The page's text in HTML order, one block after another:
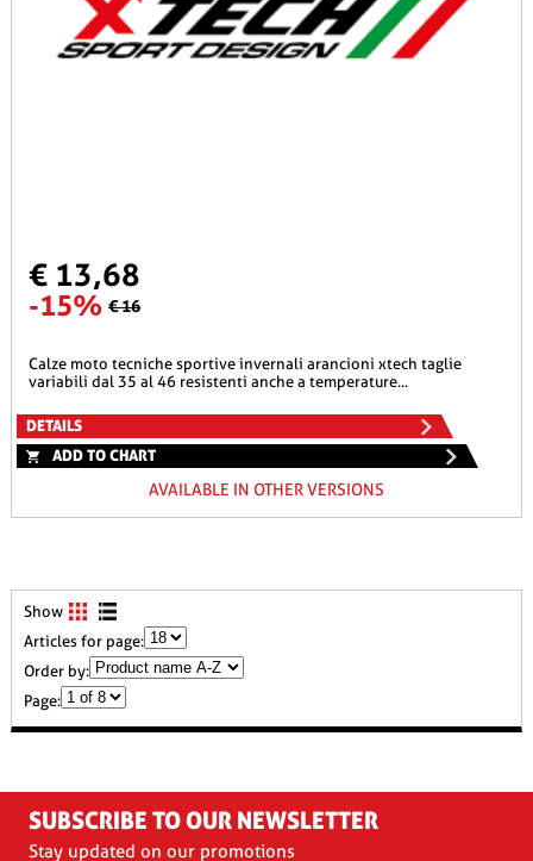
€ 13,68
-15% € 16
calze moto tecniche sportive invernali arancioni xtech taglie
variabili dal 35 al 46 resistenti anche a temperature...
DETAILS
ADD TO CHART
AVAILABLE IN OTHER VERSIONS
Show
Articles for page:
Order by:
Page:
SUBSCRIBE TO OUR NEWSLETTER
Stay updated on our promotions